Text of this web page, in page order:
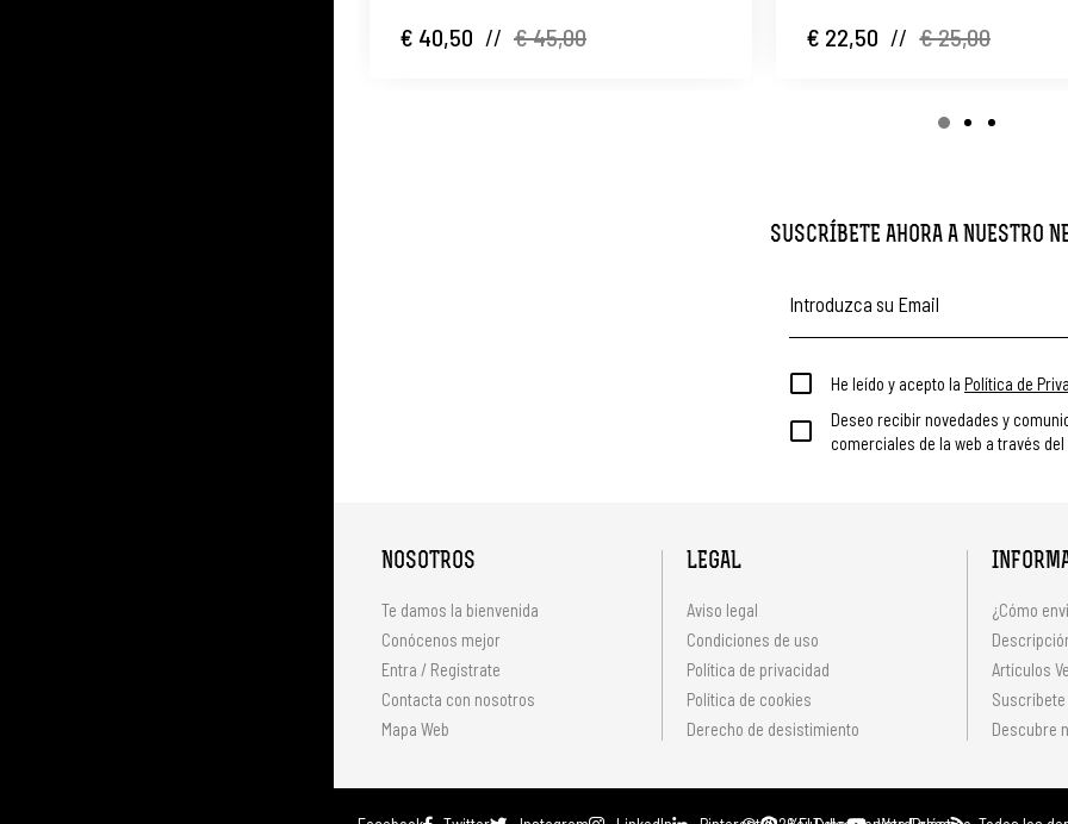
€ 40,50 // € 45,00 € 22,50 // € 25,00
SUSCRÍBETE AHORA A NUESTRO
He leído y acepto la Política de
Deseo recibir novedades y
comerciales de la web a través
NOSOTROS
Te damos la bienvenida
Conócenos mejor
Entra / Regístrate
Contacta con nosotros
Mapa Web
LEGAL
Aviso legal
Condiciones de uso
Política de privacidad
Política de cookies
Derecho de desistimiento
¿Cómo
Artículos
Descubre